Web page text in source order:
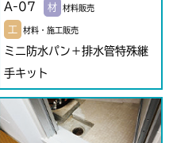
A-07 材 材料販売
工 材料・施工販売
ミニ防水パン＋排水管特殊継
手キット